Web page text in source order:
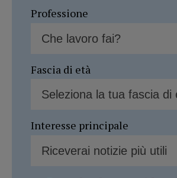
Professione
Fascia di età
Interesse principale